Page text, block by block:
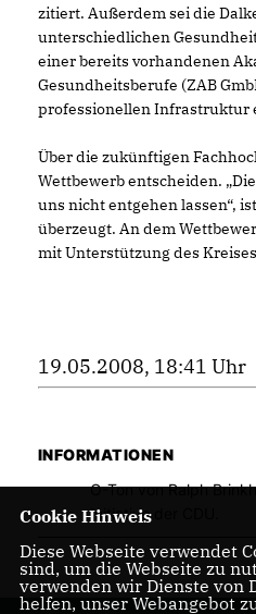
zitiert. Außerdem sei die
unterschiedlichen
einer bereits vorhandenen
Gesundheitsberufe (ZAB
professionellen Infrastruktur
Über die zukünftigen
Wettbewerb entscheiden.
uns nicht entgehen lassen“,
überzeugt. An dem
mit Unterstützung des
19.05.2008, 18:41 Uhr
INFORMATIONEN
O-Ton von Ralph
Initiative der CDU.
Cookie Hinweis
Diese Webseite verwendet
sind, um die Webseite zu
verwenden wir Dienste von
helfen, unser Webangebot